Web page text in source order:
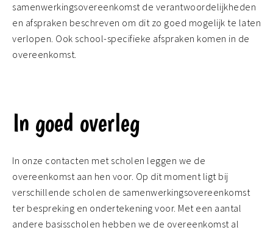
samenwerkingsovereenkomst de verantwoordelijkheden
en afspraken beschreven om dit zo goed mogelijk te laten
verlopen. Ook school-specifieke afspraken komen in de
overeenkomst.
In goed overleg
In onze contacten met scholen leggen we de
overeenkomst aan hen voor. Op dit moment ligt bij
verschillende scholen de samenwerkingsovereenkomst
ter bespreking en ondertekening voor. Met een aantal
andere basisscholen hebben we de overeenkomst al